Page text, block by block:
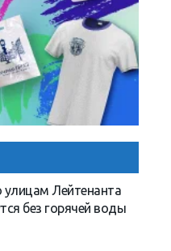
улицам Лейтенанта
без горячей воды